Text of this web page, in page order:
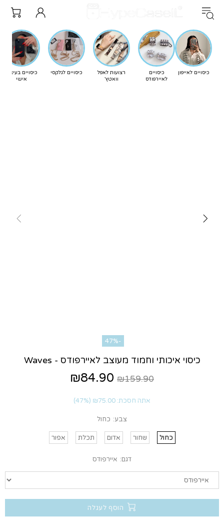
כיסויים לאייפון
כיסויים
לאיירפודס
רצועות לאפל
וואטץ'
כיסויים לגלקסי
כיסויים בעיצוב
אישי
-47%
כיסוי איכותי וחמוד מעוצב לאיירפודס - Waves
₪159.90
₪84.90
אתה חסכת: ₪75.00
(47%)
צבע: כחול
כחול שחור אדום תכלת אפור
דגם: איירפודס
הוסף לעגלה